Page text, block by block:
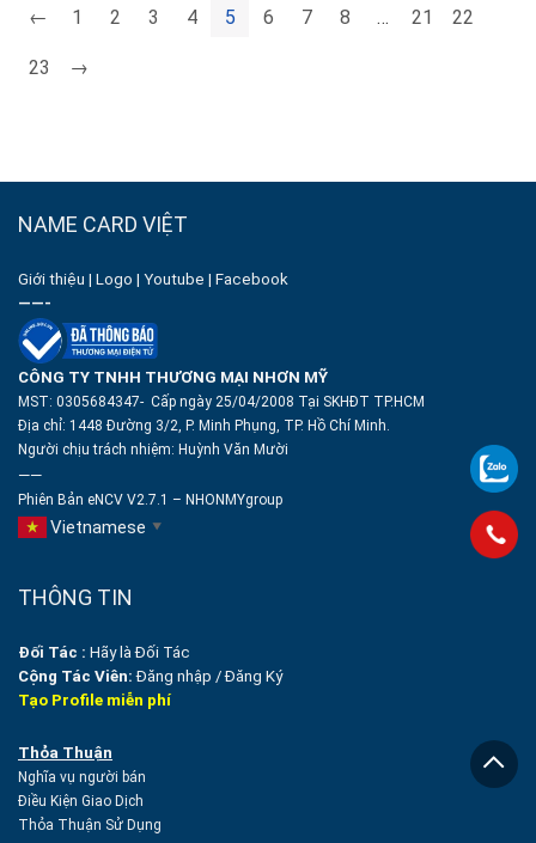
← 1 2 3 4 5 6 7 8 … 21 22
23 →
NAME CARD VIỆT
Giới thiệu | Logo | Youtube | Facebook
——-
CÔNG TY TNHH THƯƠNG MẠI NHƠN MỸ
MST: 0305684347- Cấp ngày 25/04/2008 Tại SKHĐT TP.HCM
Địa chỉ: 1448 Đường 3/2, P. Minh Phụng, TP. Hồ Chí Minh.
Người chịu trách nhiệm: Huỳnh Văn Mười
——
Phiên Bản eNCV V2.7.1 – NHONMYgroup
Vietnamese ▼
THÔNG TIN
Đối Tác : Hãy là Đối Tác
Cộng Tác Viên: Đăng nhập /Đăng Ký
Tạo Profile miễn phí
Thỏa Thuận
Nghĩa vụ người bán
Điều Kiện Giao Dịch
Thỏa Thuận Sử Dụng